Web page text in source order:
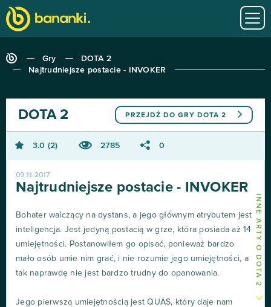
Gry
DOTA 2
Najtrudniejsze postacie - INVOKER
INNE ARTY O DOTA 2
PRZEJDŹ DO GRY DOTA 2
DOTA 2
3.0 2 2785 0
09.11.2017
Najtrudniejsze postacie - INVOKER
Bohater walczący na dystans, a jego głównym atrybutem jest
inteligencja. Jest jedyną postacią w grze, która posiada aż 14
umiejętności. Postanowiłem go opisać, ponieważ bardzo
mało osób umie nim grać, i nie rozumie jego umiejętności, a
tak naprawdę nie jest bardzo trudny do opanowania.
Jego pierwszą umiejętnością jest QUAS, który daje nam